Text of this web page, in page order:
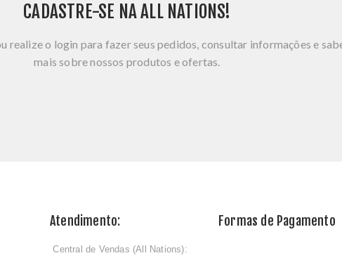
CADASTRE-SE NA ALL NATIONS!
realize o login para fazer seus pedidos, consultar informações e
mais sobre nossos produtos e ofertas.
Atendimento:
ﾠCentral de Vendas (All Nations):
Formas de Pagamento